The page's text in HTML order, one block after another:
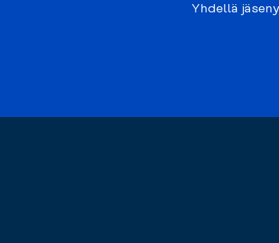
Yhdellä